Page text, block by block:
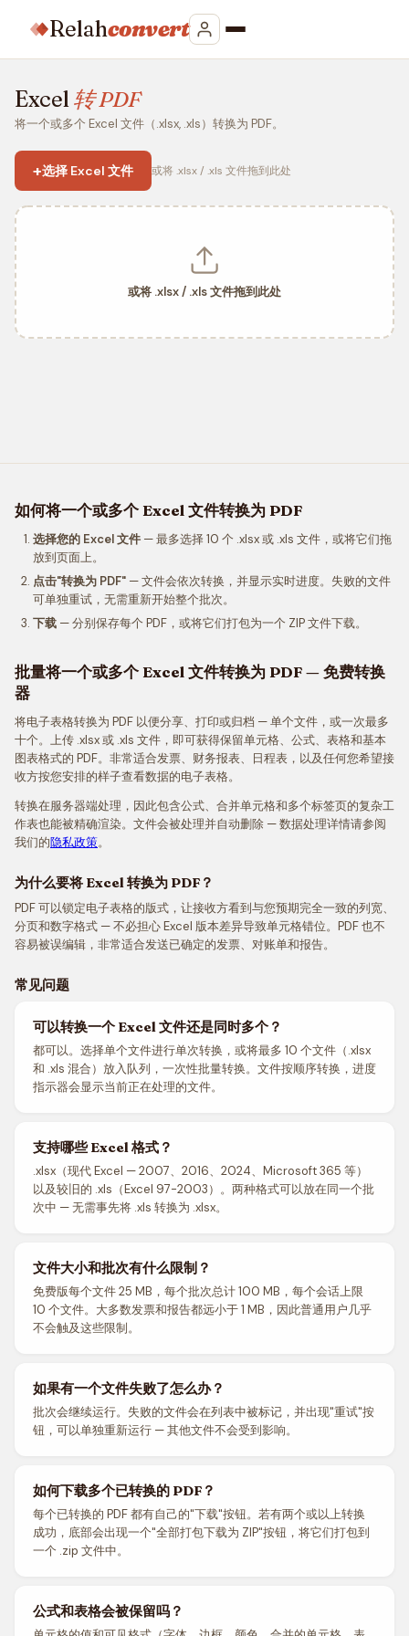
Relahconvert
Excel转 PDF
将一个或多个 Excel 文件（.xlsx, .xls）转换为 PDF。
+选择 Excel 文件 或将 .xlsx / .xls 文件拖到此处
或将 .xlsx / .xls 文件拖到此处
如何将一个或多个 Excel 文件转换为 PDF
选择您的 Excel 文件 — 最多选择 10 个 .xlsx 或 .xls 文件，或将它们拖
放到页面上。
点击"转换为 PDF" — 文件会依次转换，并显示实时进度。失败的文件
可单独重试，无需重新开始整个批次。
下载 — 分别保存每个 PDF，或将它们打包为一个 ZIP 文件下载。
批量将一个或多个 Excel 文件转换为 PDF — 免费转换
器
将电子表格转换为 PDF 以便分享、打印或归档 — 单个文件，或一次最多
十个。上传 .xlsx 或 .xls 文件，即可获得保留单元格、公式、表格和基本
图表格式的 PDF。非常适合发票、财务报表、日程表，以及任何您希望接
收方按您安排的样子查看数据的电子表格。
转换在服务器端处理，因此包含公式、合并单元格和多个标签页的复杂工
作表也能被精确渲染。文件会被处理并自动删除 — 数据处理详情请参阅
我们的隐私政策。
为什么要将 Excel 转换为 PDF？
PDF 可以锁定电子表格的版式，让接收方看到与您预期完全一致的列宽、
分页和数字格式 — 不必担心 Excel 版本差异导致单元格错位。PDF 也不
容易被误编辑，非常适合发送已确定的发票、对账单和报告。
常见问题
可以转换一个 Excel 文件还是同时多个？
都可以。选择单个文件进行单次转换，或将最多 10 个文件（.xlsx
和 .xls 混合）放入队列，一次性批量转换。文件按顺序转换，进度
指示器会显示当前正在处理的文件。
支持哪些 Excel 格式？
.xlsx（现代 Excel — 2007、2016、2024、Microsoft 365 等）
以及较旧的 .xls（Excel 97-2003）。两种格式可以放在同一个批
次中 — 无需事先将 .xls 转换为 .xlsx。
文件大小和批次有什么限制？
免费版每个文件 25 MB，每个批次总计 100 MB，每个会话上限
10 个文件。大多数发票和报告都远小于 1 MB，因此普通用户几乎
不会触及这些限制。
如果有一个文件失败了怎么办？
批次会继续运行。失败的文件会在列表中被标记，并出现"重试"按
钮，可以单独重新运行 — 其他文件不会受到影响。
如何下载多个已转换的 PDF？
每个已转换的 PDF 都有自己的"下载"按钮。若有两个或以上转换
成功，底部会出现一个"全部打包下载为 ZIP"按钮，将它们打包到
一个 .zip 文件中。
公式和表格会被保留吗？